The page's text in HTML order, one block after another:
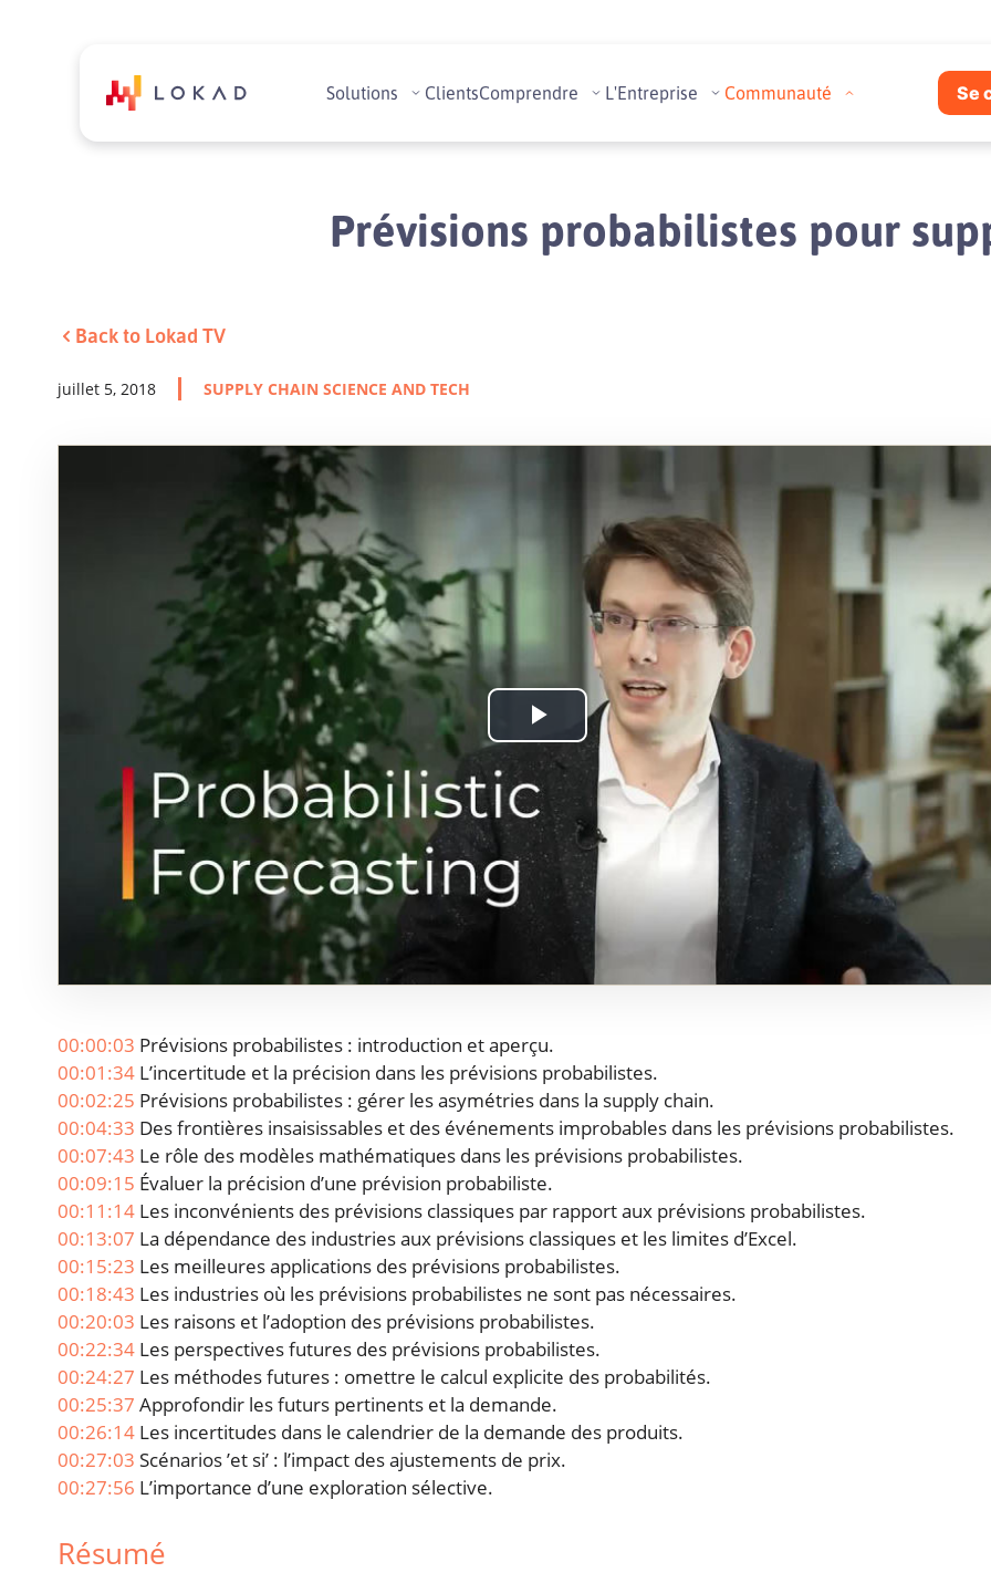
Solutions ClientsComprendre L'Entreprise Communauté Se
Prévisions probabilistes pour
Back to Lokad TV
juillet 5, 2018 SUPPLY CHAIN SCIENCE AND TECH
Play
Video
00:00:03 Prévisions probabilistes : introduction et aperçu.
00:01:34 L’incertitude et la précision dans les prévisions probabilistes.
00:02:25 Prévisions probabilistes : gérer les asymétries dans la supply chain.
00:04:33 Des frontières insaisissables et des événements improbables dans les prévisions probabilistes.
00:07:43 Le rôle des modèles mathématiques dans les prévisions probabilistes.
00:09:15 Évaluer la précision d’une prévision probabiliste.
00:11:14 Les inconvénients des prévisions classiques par rapport aux prévisions probabilistes.
00:13:07 La dépendance des industries aux prévisions classiques et les limites d’Excel.
00:15:23 Les meilleures applications des prévisions probabilistes.
00:18:43 Les industries où les prévisions probabilistes ne sont pas nécessaires.
00:20:03 Les raisons et l’adoption des prévisions probabilistes.
00:22:34 Les perspectives futures des prévisions probabilistes.
00:24:27 Les méthodes futures : omettre le calcul explicite des probabilités.
00:25:37 Approfondir les futurs pertinents et la demande.
00:26:14 Les incertitudes dans le calendrier de la demande des produits.
00:27:03 Scénarios ’et si’ : l’impact des ajustements de prix.
00:27:56 L’importance d’une exploration sélective.
Résumé